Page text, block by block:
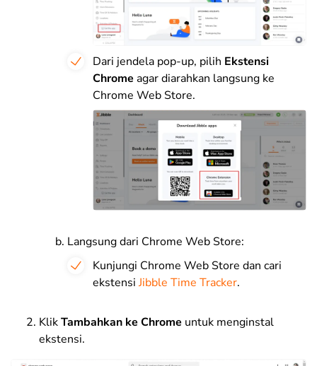
Dari jendela pop-up, pilih Ekstensi
Chrome agar diarahkan langsung ke
Chrome Web Store.
Langsung dari Chrome Web Store:
Kunjungi Chrome Web Store dan cari
ekstensiJibble Time Tracker.
KlikTambahkan ke Chrome untuk menginstal
ekstensi.